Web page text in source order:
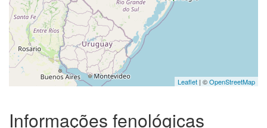
Leaflet | ©OpenStreetMap
Informações fenológicas